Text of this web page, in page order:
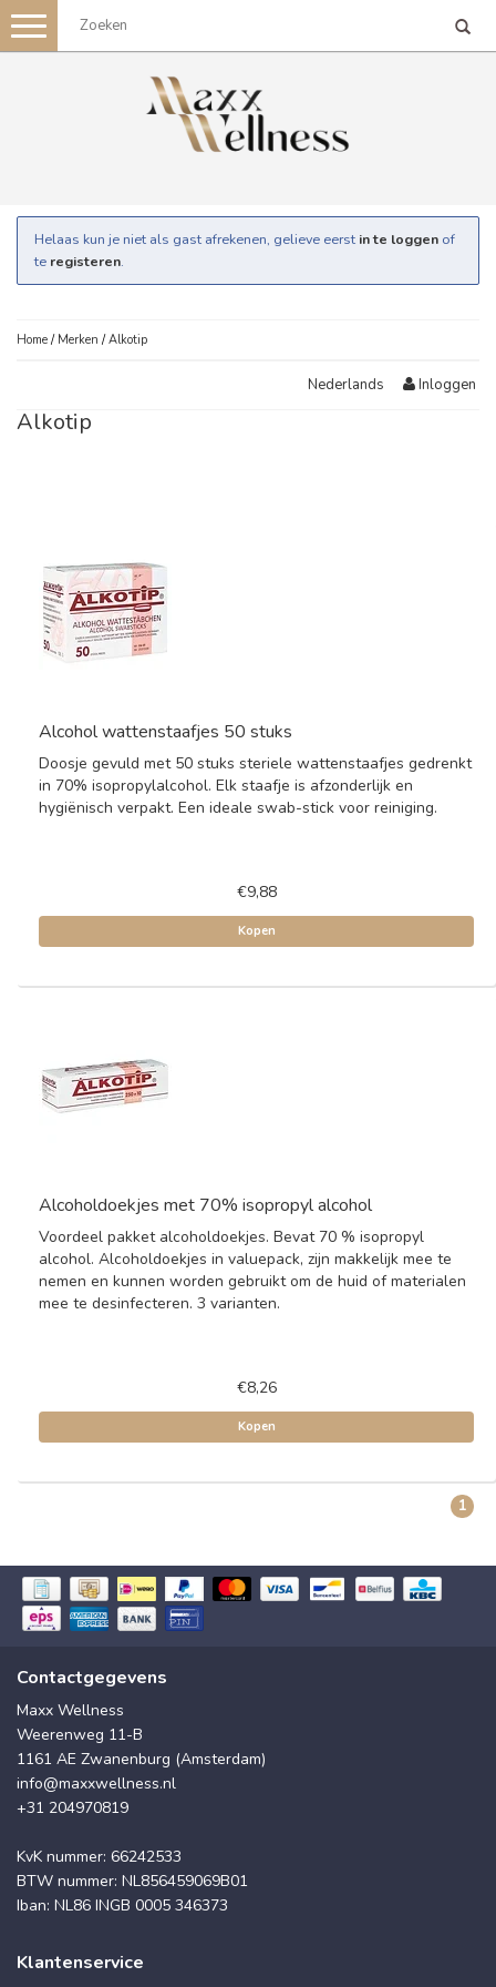
Toggle
navigation
Helaas kun je niet als gast afrekenen, gelieve eerst in te loggen of
te registeren.
Home / Merken /Alkotip
Nederlands Inloggen
Alkotip
Alcohol wattenstaafjes 50 stuks
Doosje gevuld met 50 stuks steriele wattenstaafjes gedrenkt
in 70% isopropylalcohol. Elk staafje is afzonderlijk en
hygiënisch verpakt. Een ideale swab-stick voor reiniging.
€9,88
Kopen
Alcoholdoekjes met 70% isopropyl alcohol
Voordeel pakket alcoholdoekjes. Bevat 70 % isopropyl
alcohol. Alcoholdoekjes in valuepack, zijn makkelijk mee te
nemen en kunnen worden gebruikt om de huid of materialen
mee te desinfecteren. 3 varianten.
€8,26
Kopen
1
Contactgegevens
Maxx Wellness
Weerenweg 11-B
1161 AE Zwanenburg (Amsterdam)
info@maxxwellness.nl
+31 204970819
KvK nummer: 66242533
BTW nummer: NL856459069B01
Iban: NL86 INGB 0005 346373
Klantenservice